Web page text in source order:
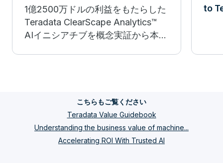
1億2500万ドルの利益をもたらした
Teradata ClearScape Analytics™
AIイニシアチブを概念実証から本番
ます。この強力AIエンジンは、エン
ドツーエンドのAI/MLパイプライン
を迅速に拡張し、アカウンタビリテ
ィ、セキュリティ、信頼性を提供し
to
こちらもご覧ください
Teradata Value Guidebook
Understanding the business value of machine...
Accelerating ROI With Trusted AI